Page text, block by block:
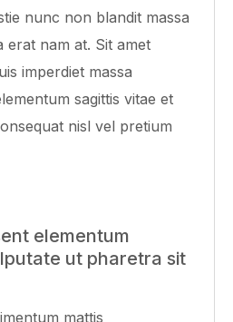
nunc non blandit massa
erat nam at. Sit amet
imperdiet massa
sagittis vitae et
nisl vel pretium
elementum
ut pharetra sit
mattis